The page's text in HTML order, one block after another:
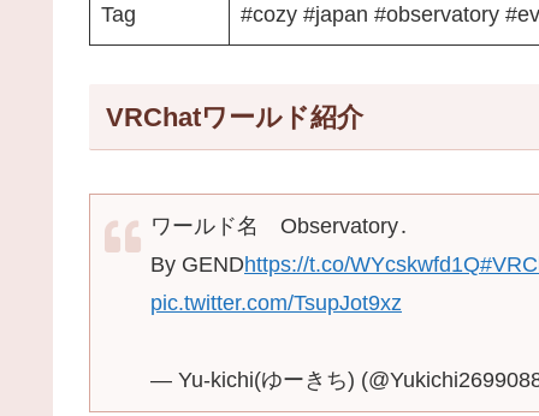
Tag #cozy #japan #observatory
VRChatワールド紹介
ワールド名 Observatory․
By GENDhttps://t.co/WYcskwfd1Q
pic.twitter.com/TsupJot9xz
— Yu-kichi(ゆーきち)